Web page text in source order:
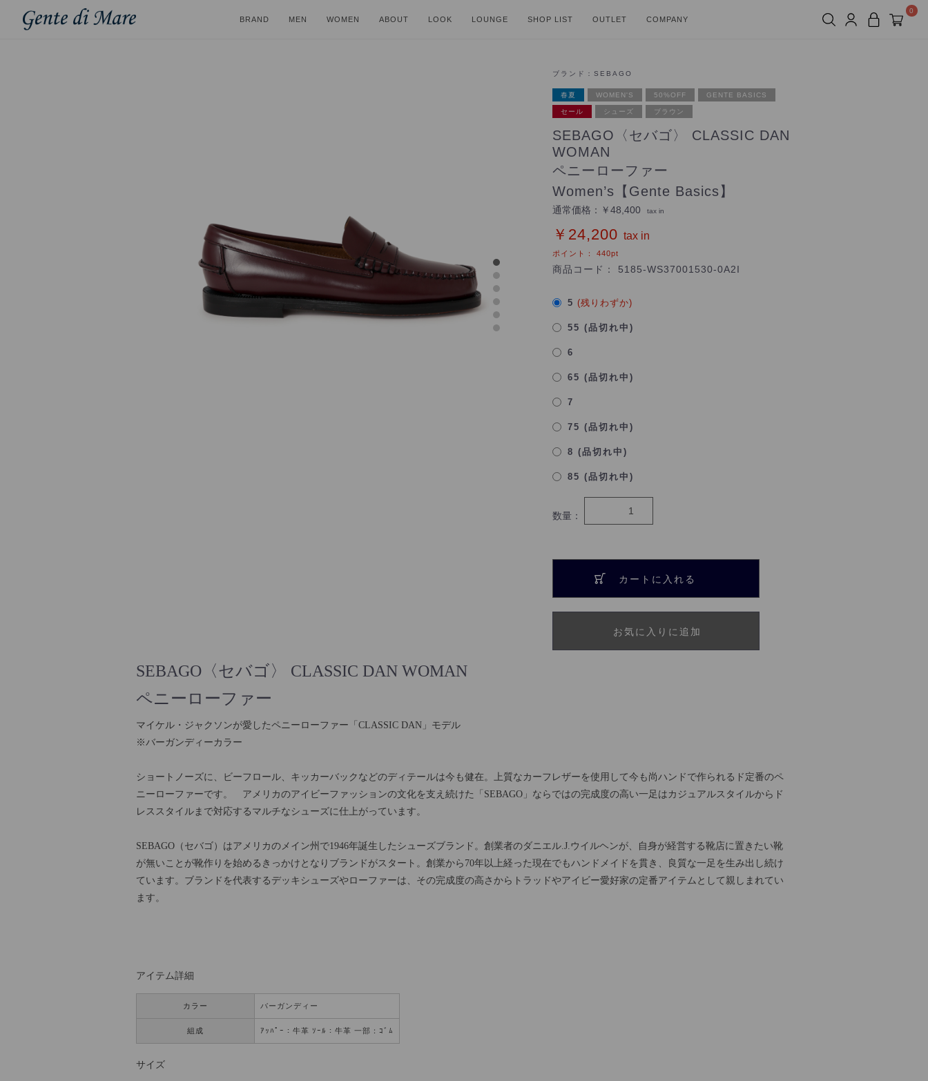
BRAND MEN WOMEN ABOUT LOOK LOUNGE SHOP LIST OUTLET COMPANY
0
ブランド： SEBAGO
春夏 WOMEN'S 50%OFF GENTE BASICS
セール シューズ ブラウン
SEBAGO〈セバゴ〉 CLASSIC DAN
WOMAN
ペニーローファー
Women’s【Gente Basics】
通常価格： ￥48,400 tax in
￥24,200 tax in
ポイント： 440pt
商品コード： 5185-WS37001530-0A2I
5 (残りわずか)
55 (品切れ中)
6
65 (品切れ中)
7
75 (品切れ中)
8 (品切れ中)
85 (品切れ中)
数量：
カートに入れる
お気に入りに追加
SEBAGO〈セバゴ〉 CLASSIC DAN WOMAN
ペニーローファー
マイケル・ジャクソンが愛したペニーローファー「CLASSIC DAN」モデル
※バーガンディーカラー
ショートノーズに、ビーフロール、キッカーバックなどのディテールは今も健在。上質なカーフレザーを使用して今も尚ハンドで作られるド定番のペ
ニーローファーです。 アメリカのアイビーファッションの文化を支え続けた「SEBAGO」ならではの完成度の高い一足はカジュアルスタイルからド
レススタイルまで対応するマルチなシューズに仕上がっています。
SEBAGO（セバゴ）はアメリカのメイン州で1946年誕生したシューズブランド。創業者のダニエル.J.ウイルヘンが、自身が経営する靴店に置きたい靴
が無いことが靴作りを始めるきっかけとなりブランドがスタート。創業から70年以上経った現在でもハンドメイドを貫き、良質な一足を生み出し続け
ています。ブランドを代表するデッキシューズやローファーは、その完成度の高さからトラッドやアイビー愛好家の定番アイテムとして親しまれてい
ます。
アイテム詳細
カラー バーガンディー
組成 ｱｯﾊﾟｰ：牛革 ｿｰﾙ：牛革 一部：ｺﾞﾑ
サイズ